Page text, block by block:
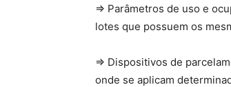
⇒ Parâmetros de uso e
lotes que possuem os
⇒ Dispositivos de
onde se aplicam